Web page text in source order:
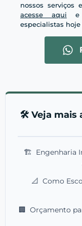
nossos serviços
acesse aqui e
especialistas
🛠️ Veja mais
🏗️ Engenharia
📐 Como
🏢 Orçamento